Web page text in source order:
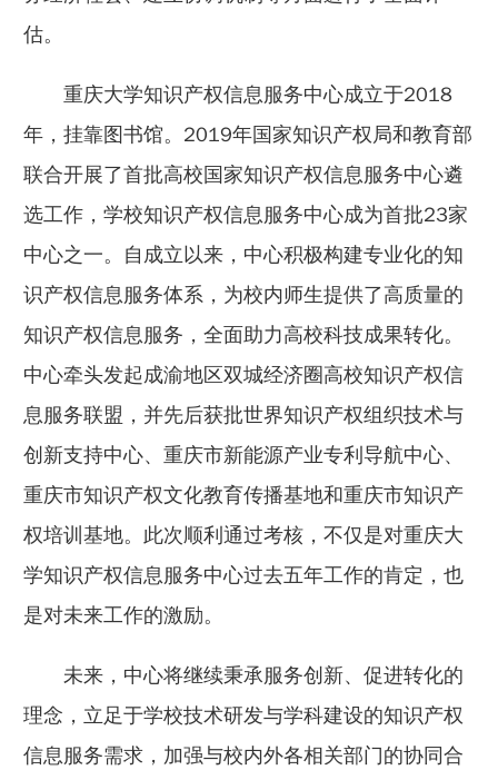
估。
重庆大学知识产权信息服务中心成立于2018
年，挂靠图书馆。2019年国家知识产权局和教育部
联合开展了首批高校国家知识产权信息服务中心遴
选工作，学校知识产权信息服务中心成为首批23家
中心之一。自成立以来，中心积极构建专业化的知
识产权信息服务体系，为校内师生提供了高质量的
知识产权信息服务，全面助力高校科技成果转化。
中心牵头发起成渝地区双城经济圈高校知识产权信
息服务联盟，并先后获批世界知识产权组织技术与
创新支持中心、重庆市新能源产业专利导航中心、
重庆市知识产权文化教育传播基地和重庆市知识产
权培训基地。此次顺利通过考核，不仅是对重庆大
学知识产权信息服务中心过去五年工作的肯定，也
是对未来工作的激励。
未来，中心将继续秉承服务创新、促进转化的
理念，立足于学校技术研发与学科建设的知识产权
信息服务需求，加强与校内外各相关部门的协同合